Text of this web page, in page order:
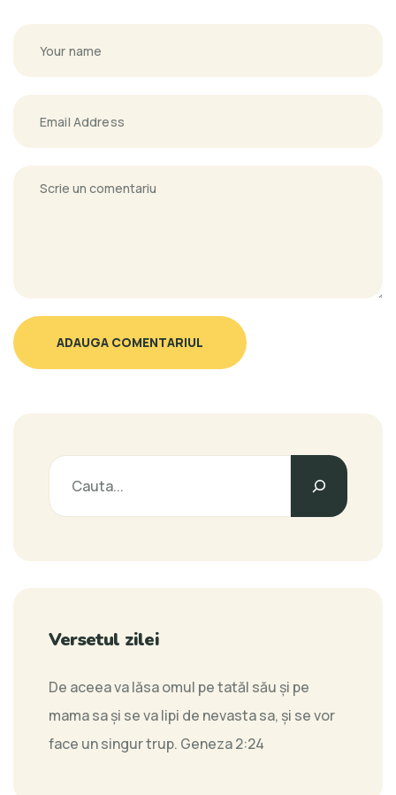
ADAUGA COMENTARIUL
Versetul zilei
De aceea va lăsa omul pe tatăl său şi pe
mama sa şi se va lipi de nevasta sa, şi se vor
face un singur trup. Geneza 2:24